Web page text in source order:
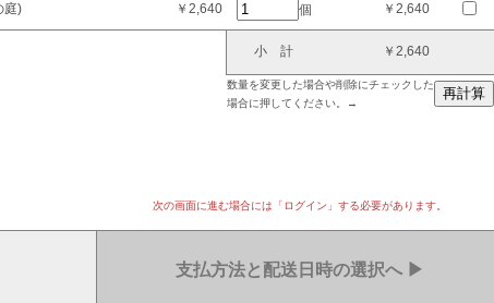
庭) ￥2,640 個 ￥2,640
小 計 ￥2,640
数量を変更した場合や削除にチェックした
場合に押してください。→
次の画面に進む場合には「ログイン」する必要があります。
支払方法と配送日時の選択へ ▶